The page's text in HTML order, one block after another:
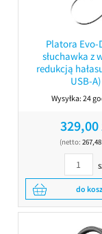
Platora Evo-
słuchawka z
redukcją
USB-A)
Wysyłka:24
329,00
(netto: 267,48
do